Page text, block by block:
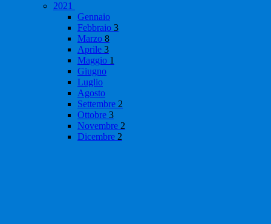
2021
Gennaio
Febbraio 3
Marzo 8
Aprile 3
Maggio 1
Giugno
Luglio
Agosto
Settembre 2
Ottobre 3
Novembre 2
Dicembre 2